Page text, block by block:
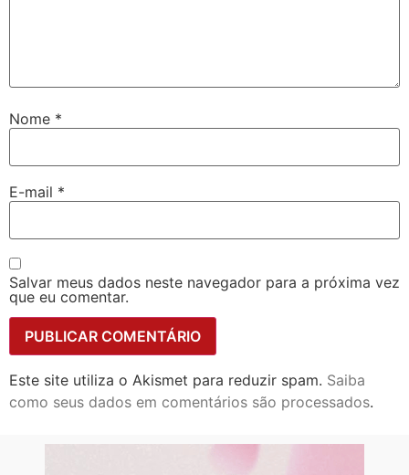
Nome *
E-mail *
Salvar meus dados neste navegador para a próxima vez
que eu comentar.
Este site utiliza o Akismet para reduzir spam. Saiba
como seus dados em comentários são processados.